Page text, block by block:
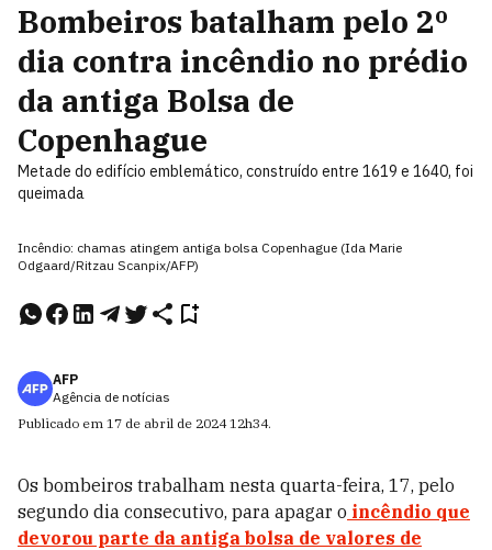
Bombeiros batalham pelo 2º
dia contra incêndio no prédio
da antiga Bolsa de
Copenhague
Metade do edifício emblemático, construído entre 1619 e 1640, foi
queimada
Incêndio: chamas atingem antiga bolsa Copenhague (Ida Marie
Odgaard/Ritzau Scanpix/AFP)
AFP
Agência de notícias
Publicado em 17 de abril de 2024 12h34.
Os bombeiros trabalham nesta quarta-feira, 17, pelo
segundo dia consecutivo, para apagar o incêndio que
devorou parte da antiga bolsa de valores de